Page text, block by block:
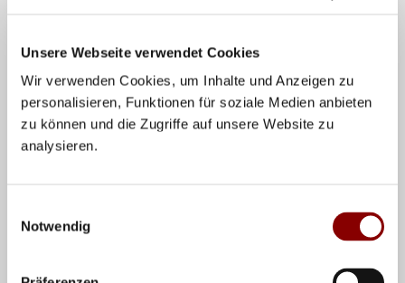
Unsere Webseite verwendet Cookies
Wir verwenden Cookies, um Inhalte und Anzeigen zu
personalisieren, Funktionen für soziale Medien anbieten
zu können und die Zugriffe auf unsere Website zu
analysieren.
Notwendig
seinem Wohnort Leipzig. Heuchert war seit Jahren für
die A-Trainer Ausbildung im Deutschen Volleyball-
Verband zuständig, im Sommer begann der 41.
Lehrgang, es sollte planmäßig der letzte unter der Regie
Qualifikation für seine langjährigen Verdienste in der